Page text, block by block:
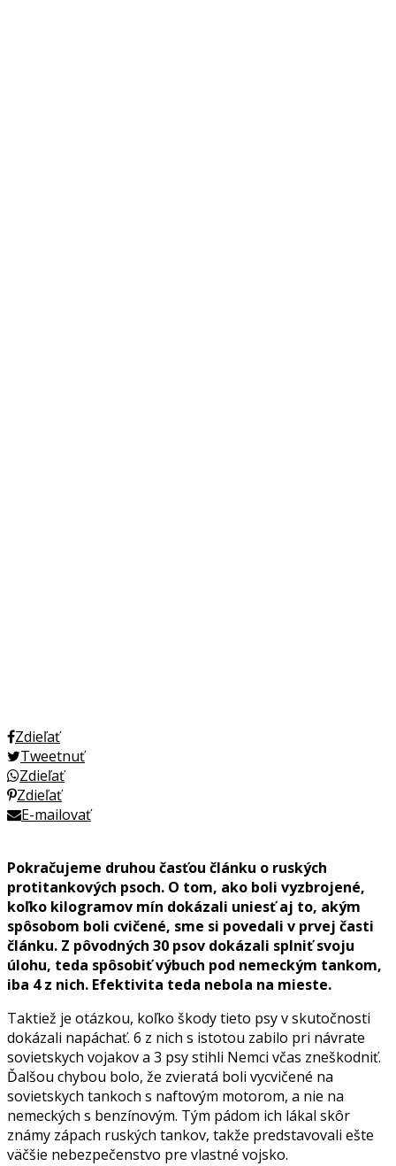
Zdieľať
Tweetnuť
Zdieľať
Zdieľať
E-mailovať
Pokračujeme druhou časťou článku o ruských
protitankových psoch. O tom, ako boli vyzbrojené,
koľko kilogramov mín dokázali uniesť aj to, akým
spôsobom boli cvičené, sme si povedali v prvej časti
článku. Z pôvodných 30 psov dokázali splniť svoju
úlohu, teda spôsobiť výbuch pod nemeckým tankom,
iba 4 z nich. Efektivita teda nebola na mieste.
Taktiež je otázkou, koľko škody tieto psy v skutočnosti
dokázali napáchať. 6 z nich s istotou zabilo pri návrate
sovietskych vojakov a 3 psy stihli Nemci včas zneškodniť.
Ďalšou chybou bolo, že zvieratá boli vycvičené na
sovietskych tankoch s naftovým motorom, a nie na
nemeckých s benzínovým. Tým pádom ich lákal skôr
známy zápach ruských tankov, takže predstavovali ešte
väčšie nebezpečenstvo pre vlastné vojsko.